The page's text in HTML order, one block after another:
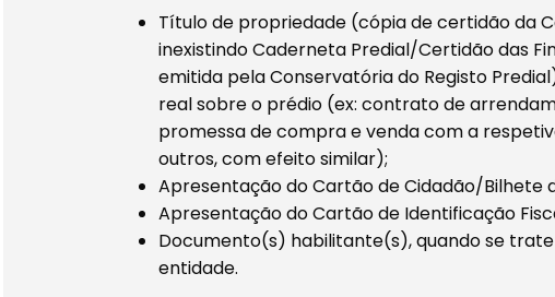
Título de propriedade (cópia de certidão da
inexistindo Caderneta Predial/Certidão das
emitida pela Conservatória do Registo
real sobre o prédio (ex: contrato de
promessa de compra e venda com a
outros, com efeito similar);
Apresentação do Cartão de Cidadão/Bilhete
Apresentação do Cartão de Identificação
Documento(s) habilitante(s), quando se
entidade.